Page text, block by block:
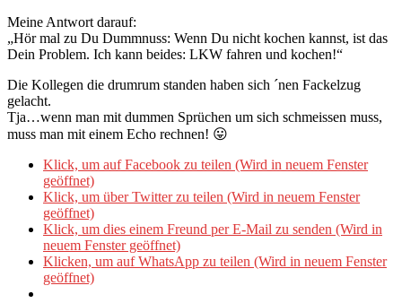
Meine Antwort darauf:
„Hör mal zu Du Dummnuss: Wenn Du nicht kochen kannst, ist das
Dein Problem. Ich kann beides: LKW fahren und kochen!“
Die Kollegen die drumrum standen haben sich ´nen Fackelzug
gelacht.
Tja…wenn man mit dummen Sprüchen um sich schmeissen muss,
muss man mit einem Echo rechnen! 😛
Klick, um auf Facebook zu teilen (Wird in neuem Fenster
geöffnet)
Klick, um über Twitter zu teilen (Wird in neuem Fenster
geöffnet)
Klick, um dies einem Freund per E-Mail zu senden (Wird in
neuem Fenster geöffnet)
Klicken, um auf WhatsApp zu teilen (Wird in neuem Fenster
geöffnet)